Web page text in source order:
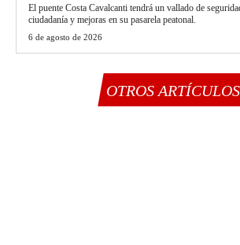
El puente Costa Cavalcanti tendrá un vallado de
ciudadanía y mejoras en su pasarela peatonal.
6 de agosto de 2026
OTROS ARTÍCULOS